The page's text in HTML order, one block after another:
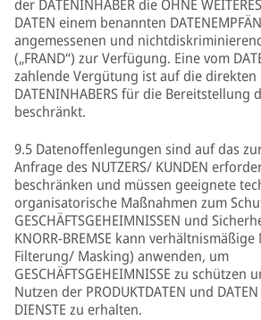
der DATENINHABER die OHNE
DATEN einem benannten
angemessenen und
(„FRAND“) zur Verfügung. Eine vom
zahlende Vergütung ist auf die direkten
DATENINHABERS für die Bereitstellung
beschränkt.
9.5 Datenoffenlegungen sind auf das
Anfrage des NUTZERS/ KUNDEN
beschränken und müssen geeignete
organisatorische Maßnahmen zum
GESCHÄFTSGEHEIMNISSEN und
KNORR-BREMSE kann
Filterung/ Masking) anwenden, um
GESCHÄFTSGEHEIMNISSE zu
Nutzen der PRODUKTDATEN und DATEN
DIENSTE zu erhalten.